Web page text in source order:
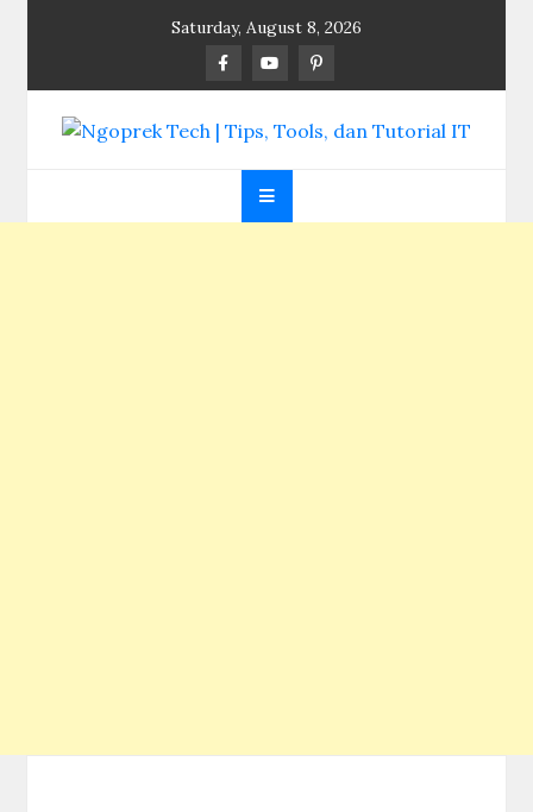
Saturday, August 8, 2026
Ngoprek Tech | Tips,
Tools, dan Tutorial